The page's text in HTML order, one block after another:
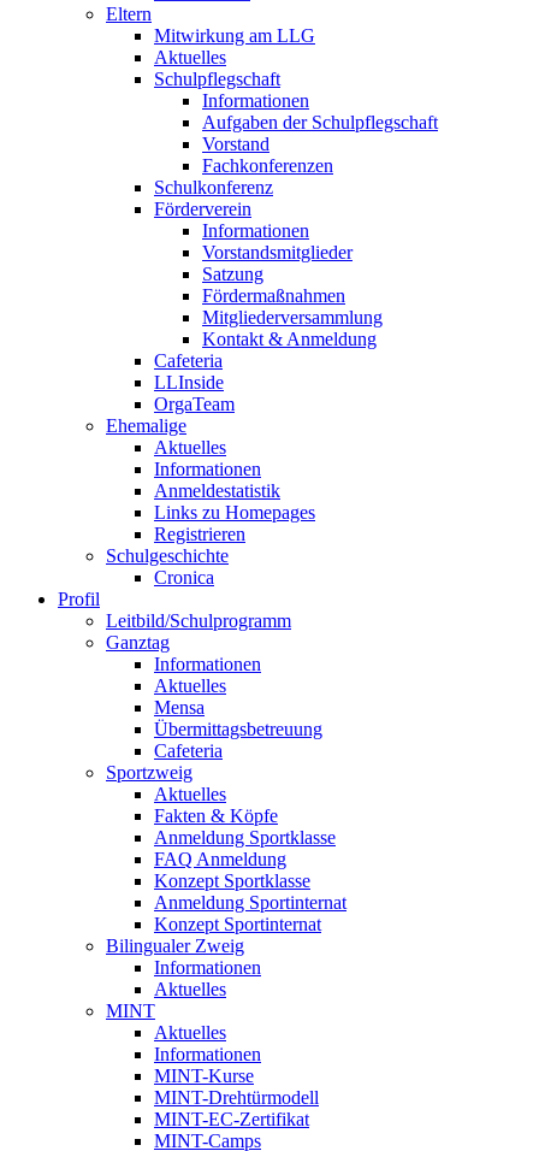
Eltern
Mitwirkung am LLG
Aktuelles
Schulpflegschaft
Informationen
Aufgaben der Schulpflegschaft
Vorstand
Fachkonferenzen
Schulkonferenz
Förderverein
Informationen
Vorstandsmitglieder
Satzung
Fördermaßnahmen
Mitgliederversammlung
Kontakt & Anmeldung
Cafeteria
LLInside
OrgaTeam
Ehemalige
Aktuelles
Informationen
Anmeldestatistik
Links zu Homepages
Registrieren
Schulgeschichte
Cronica
Profil
Leitbild/Schulprogramm
Ganztag
Informationen
Aktuelles
Mensa
Übermittagsbetreuung
Cafeteria
Sportzweig
Aktuelles
Fakten & Köpfe
Anmeldung Sportklasse
FAQ Anmeldung
Konzept Sportklasse
Anmeldung Sportinternat
Konzept Sportinternat
Bilingualer Zweig
Informationen
Aktuelles
MINT
Aktuelles
Informationen
MINT-Kurse
MINT-Drehtürmodell
MINT-EC-Zertifikat
MINT-Camps